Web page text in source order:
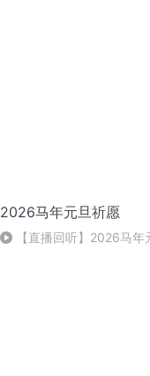
2026马年元旦祈愿
【直播回听】2026马年